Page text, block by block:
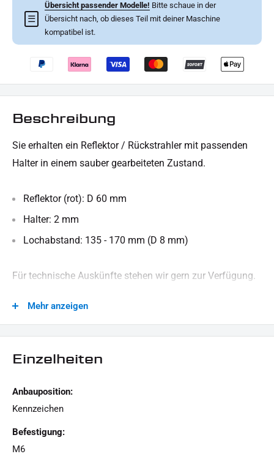
☰
Übersicht passender Modelle! Bitte schaue in der
Übersicht nach, ob dieses Teil mit deiner Maschine
kompatibel ist.
Beschreibung
Sie erhalten ein Reflektor / Rückstrahler mit passenden
Halter in einem sauber gearbeiteten Zustand.
Reflektor (rot): D 60 mm
Halter: 2 mm
Lochabstand: 135 - 170 mm (D 8 mm)
Für technische Auskünfte stehen wir gern zur Verfügung.
1x Reflektor / Rückstrahler
Dieses Angebot kann Beispielbilder enthalten, deren Inhalt über den Lieferumfang
Mehr anzeigen
Einzelheiten
Anbauposition:
Kennzeichen
Befestigung:
M6